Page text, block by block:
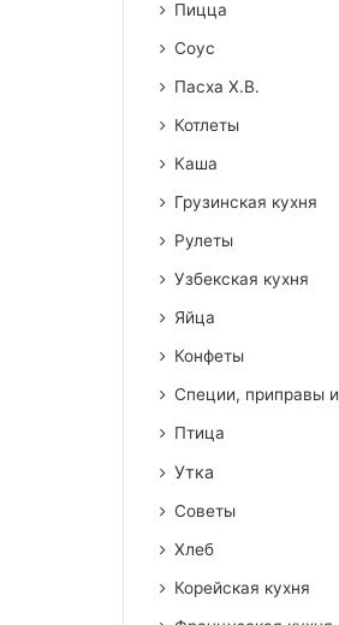
Пицца
Соус
Пасха Х.В.
Котлеты
Каша
Грузинская кухня
Рулеты
Узбекская кухня
Яйца
Конфеты
Специи, приправы
Птица
Утка
Советы
Хлеб
Корейская кухня